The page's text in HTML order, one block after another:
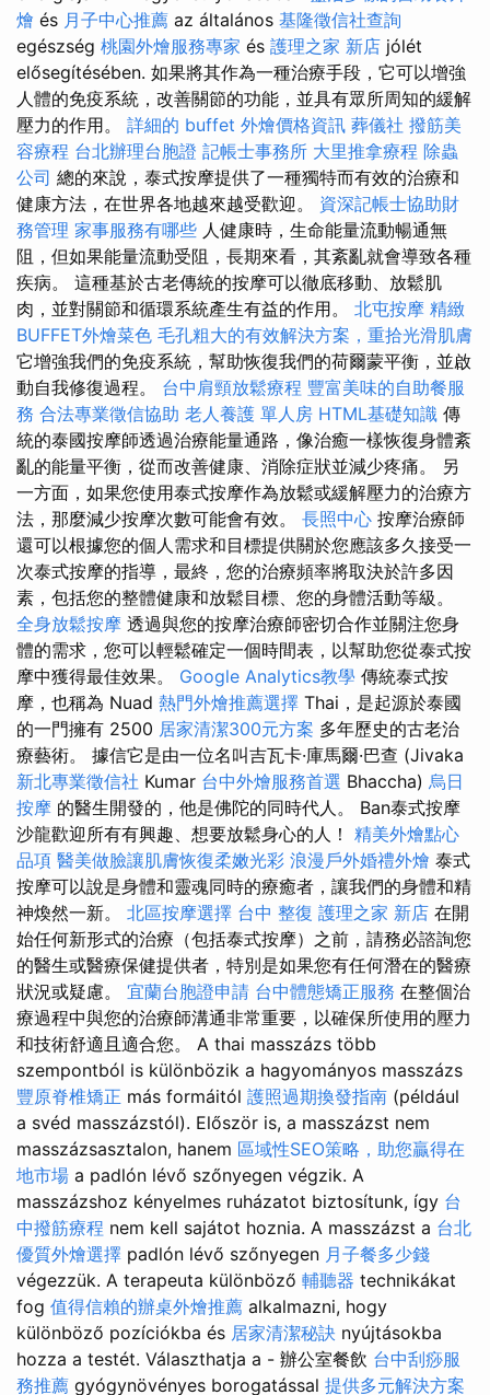
燴 és 月子中心推薦 az általános 基隆徵信社查詢
egészség 桃園外燴服務專家 és 護理之家 新店 jólét
elősegítésében. 如果將其作為一種治療手段，它可以增強
人體的免疫系統，改善關節的功能，並具有眾所周知的緩解
壓力的作用。 詳細的 buffet 外燴價格資訊 葬儀社 撥筋美
容療程 台北辦理台胞證 記帳士事務所 大里推拿療程 除蟲
公司 總的來說，泰式按摩提供了一種獨特而有效的治療和
健康方法，在世界各地越來越受歡迎。 資深記帳士協助財
務管理 家事服務有哪些 人健康時，生命能量流動暢通無
阻，但如果能量流動受阻，長期來看，其紊亂就會導致各種
疾病。 這種基於古老傳統的按摩可以徹底移動、放鬆肌
肉，並對關節和循環系統產生有益的作用。 北屯按摩 精緻
BUFFET外燴菜色 毛孔粗大的有效解決方案，重拾光滑肌膚
它增強我們的免疫系統，幫助恢復我們的荷爾蒙平衡，並啟
動自我修復過程。 台中肩頸放鬆療程 豐富美味的自助餐服
務 合法專業徵信協助 老人養護 單人房 HTML基礎知識 傳
統的泰國按摩師透過治療能量通路，像治癒一樣恢復身體紊
亂的能量平衡，從而改善健康、消除症狀並減少疼痛。 另
一方面，如果您使用泰式按摩作為放鬆或緩解壓力的治療方
法，那麼減少按摩次數可能會有效。 長照中心 按摩治療師
還可以根據您的個人需求和目標提供關於您應該多久接受一
次泰式按摩的指導，最終，您的治療頻率將取決於許多因
素，包括您的整體健康和放鬆目標、您的身體活動等級。
全身放鬆按摩 透過與您的按摩治療師密切合作並關注您身
體的需求，您可以輕鬆確定一個時間表，以幫助您從泰式按
摩中獲得最佳效果。 Google Analytics教學 傳統泰式按
摩，也稱為 Nuad 熱門外燴推薦選擇 Thai，是起源於泰國
的一門擁有 2500 居家清潔300元方案 多年歷史的古老治
療藝術。 據信它是由一位名叫吉瓦卡·庫馬爾·巴查 (Jivaka
新北專業徵信社 Kumar 台中外燴服務首選 Bhaccha) 烏日
按摩 的醫生開發的，他是佛陀的同時代人。 Ban泰式按摩
沙龍歡迎所有有興趣、想要放鬆身心的人！ 精美外燴點心
品項 醫美做臉讓肌膚恢復柔嫩光彩 浪漫戶外婚禮外燴 泰式
按摩可以說是身體和靈魂同時的療癒者，讓我們的身體和精
神煥然一新。 北區按摩選擇 台中 整復 護理之家 新店 在開
始任何新形式的治療（包括泰式按摩）之前，請務必諮詢您
的醫生或醫療保健提供者，特別是如果您有任何潛在的醫療
狀況或疑慮。 宜蘭台胞證申請 台中體態矯正服務 在整個治
療過程中與您的治療師溝通非常重要，以確保所使用的壓力
和技術舒適且適合您。 A thai masszázs több
szempontból is különbözik a hagyományos masszázs
豐原脊椎矯正 más formáitól 護照過期換發指南 (például
a svéd masszázstól). Először is, a masszázst nem
masszázsasztalon, hanem 區域性SEO策略，助您贏得在
地市場 a padlón lévő szőnyegen végzik. A
masszázshoz kényelmes ruházatot biztosítunk, így 台
中撥筋療程 nem kell sajátot hoznia. A masszázst a 台北
優質外燴選擇 padlón lévő szőnyegen 月子餐多少錢
végezzük. A terapeuta különböző 輔聽器 technikákat
fog 值得信賴的辦桌外燴推薦 alkalmazni, hogy
különböző pozíciókba és 居家清潔秘訣 nyújtásokba
hozza a testét. Választhatja a - 辦公室餐飲 台中刮痧服
務推薦 gyógynövényes borogatással 提供多元解決方案